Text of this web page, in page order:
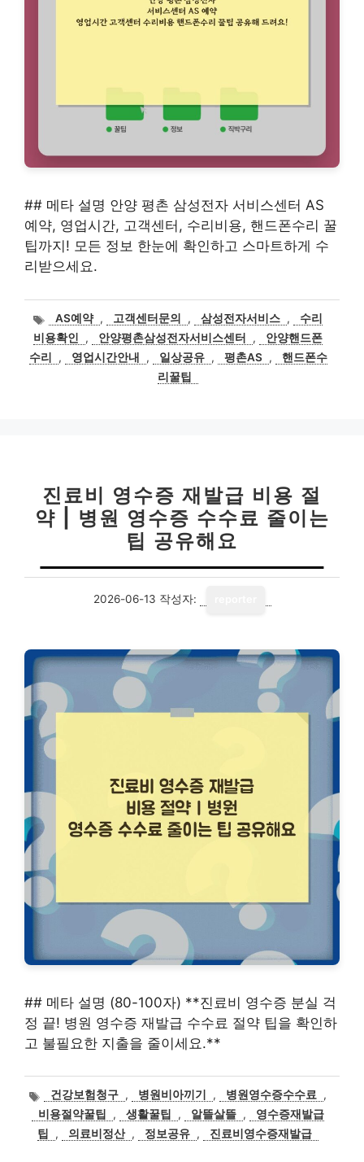
## 메타 설명 안양 평촌 삼성전자 서비스센터 AS
예약, 영업시간, 고객센터, 수리비용, 핸드폰수리 꿀
팁까지! 모든 정보 한눈에 확인하고 스마트하게 수
리받으세요.
태
그
AS예약 , 고객센터문의 , 삼성전자서비스 ,
수리
비용확인
, 안양평촌삼성전자서비스센터 ,
안양핸드폰
수리
, 영업시간안내 , 일상공유 , 평촌AS ,
핸드폰수
리꿀팁
진료비 영수증 재발급 비용 절
약 | 병원 영수증 수수료 줄이는
팁 공유해요
2026-06-13 작성자:
## 메타 설명 (80-100자) **진료비 영수증 분실 걱
정 끝! 병원 영수증 재발급 수수료 절약 팁을 확인하
고 불필요한 지출을 줄이세요.**
태
그
건강보험청구 , 병원비아끼기 , 병원영수증수수료
,
비용절약꿀팁
, 생활꿀팁 , 알뜰살뜰 ,
영수증재발급
팁
, 의료비정산 , 정보공유 , 진료비영수증재발급